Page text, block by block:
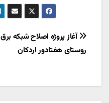
راهبری
نوشته
آغاز پروژه اصلاح شبکه برق
روستای هفتادور اردکان